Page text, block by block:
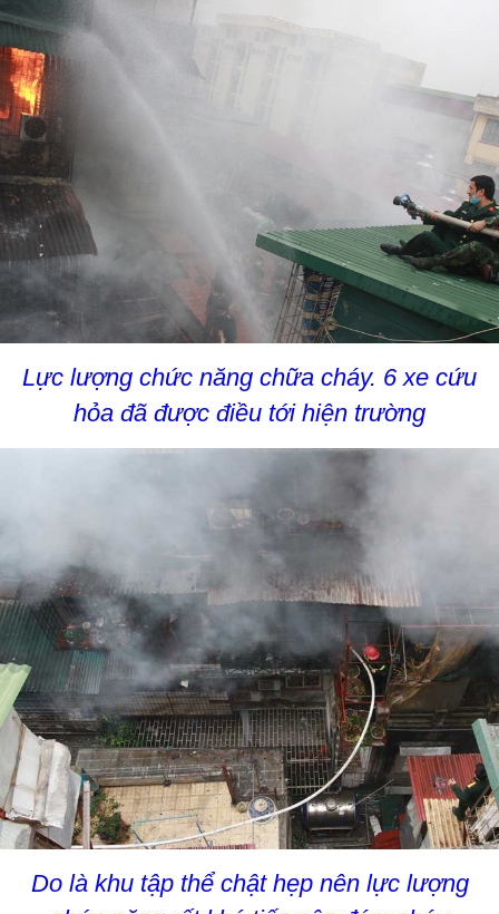
Lực lượng chức năng chữa cháy. 6 xe cứu
hỏa đã được điều tới hiện trường
Do là khu tập thể chật hẹp nên lực lượng